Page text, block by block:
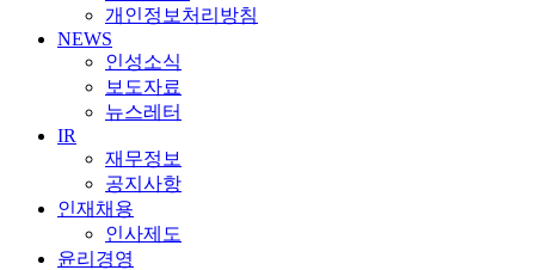
개인정보처리방침
NEWS
인성소식
보도자료
뉴스레터
IR
재무정보
공지사항
인재채용
인사제도
윤리경영